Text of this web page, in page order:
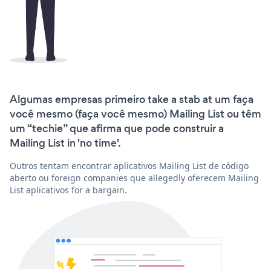
Algumas empresas primeiro take a stab at um faça
você mesmo (faça você mesmo) Mailing List ou têm
um “techie” que afirma que pode construir a
Mailing List in 'no time'.
Outros tentam encontrar aplicativos Mailing List de código
aberto ou foreign companies que allegedly oferecem Mailing
List aplicativos for a bargain.